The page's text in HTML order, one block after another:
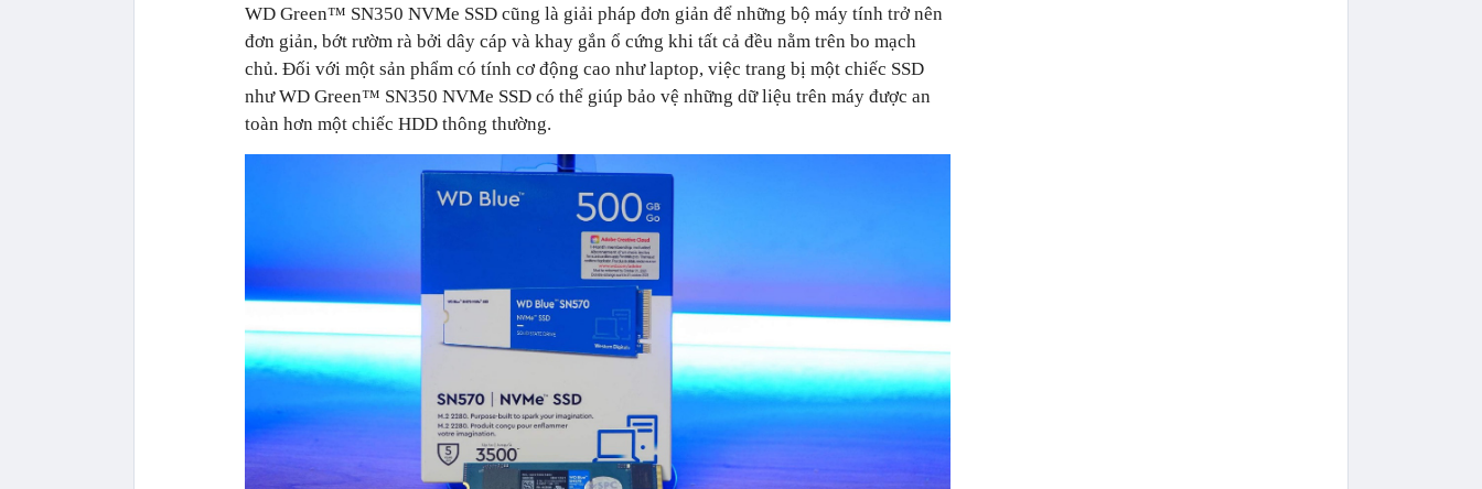
WD Green™ SN350 NVMe SSD cũng là giải pháp đơn giản để những bộ máy tính trở nên
đơn giản, bớt rườm rà bởi dây cáp và khay gắn ổ cứng khi tất cả đều nằm trên bo mạch
chủ. Đối với một sản phẩm có tính cơ động cao như laptop, việc trang bị một chiếc SSD
như WD Green™ SN350 NVMe SSD có thể giúp bảo vệ những dữ liệu trên máy được an
toàn hơn một chiếc HDD thông thường.